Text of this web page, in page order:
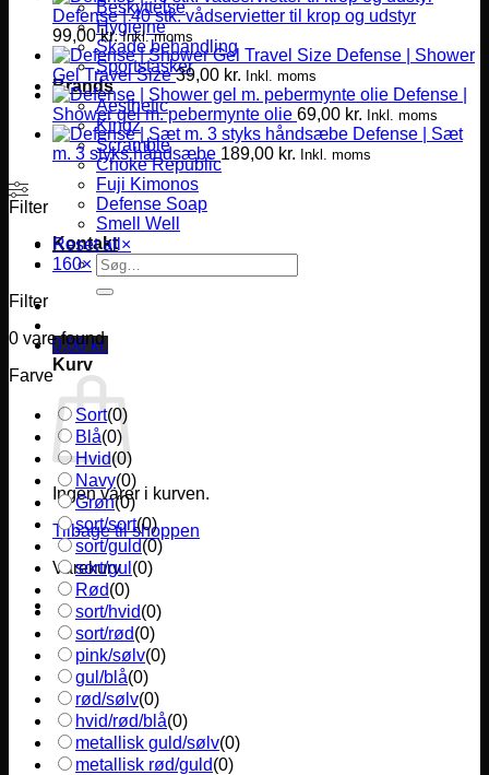
Beskyttelse
Hygiejne
Skade behandling
Sportstasker
Brands
Aesthetic
Kingz
Scramble
Choke Republic
Fuji Kimonos
Defense Soap
Smell Well
Kontakt
Søg
efter:
0,00 kr.
Kurv
Ingen varer i kurven.
Tilbage til shoppen
Varekurv
Defense | 40 stk. vådservietter til krop og udstyr
99,00kr. Inkl. moms
Defense | Shower
Gel Travel Size 39,00 kr. Inkl. moms
Defense |
Shower gel m. pebermynte olie 69,00 kr. Inkl. moms
Defense | Sæt
m. 3 styks håndsæbe 189,00 kr. Inkl. moms
Filter
Reset all ×
160×
Filter
0 vare found
Farve
Sort(0)
Blå(0)
Hvid(0)
Navy(0)
Grøn(0)
sort/sort(0)
sort/guld(0)
sort/gul (0)
Rød(0)
sort/hvid(0)
sort/rød(0)
pink/sølv(0)
gul/blå(0)
rød/sølv(0)
hvid/rød/blå(0)
metallisk guld/sølv(0)
metallisk rød/guld(0)